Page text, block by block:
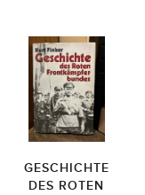
GESCHICHTE
DES ROTEN